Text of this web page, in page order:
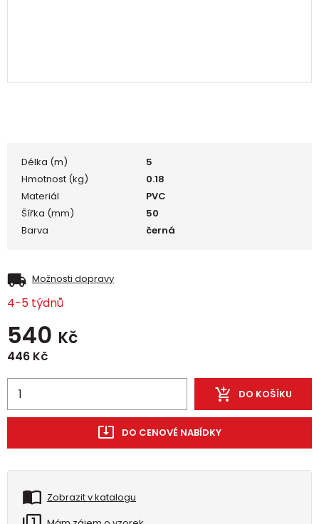
Délka (m)
5
Hmotnost (kg)
0.18
Materiál
PVC
Šířka (mm)
50
Barva
černá
Možnosti dopravy
4-5 týdnů
540 Kč
446 Kč
DO KOŠÍKU
DO CENOVÉ NABÍDKY
Zobrazit v katalogu